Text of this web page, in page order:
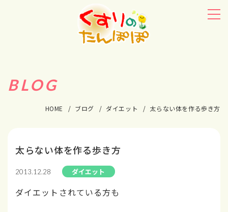
BLOG
HOME ブログ ダイエット 太らない体を作る歩き方
太らない体を作る歩き方
2013.12.28 ダイエット
ダイエットされている方も